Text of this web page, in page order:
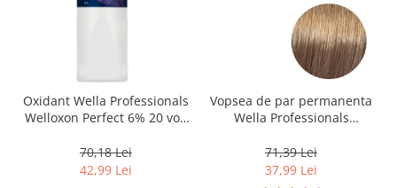
Oxidant Wella Professionals
Welloxon Perfect 6% 20 vol,
70,18 Lei
42,99 Lei
Vopsea de par permanenta
Wella Professionals
Blond Deschis Natural, 60
ml
71,39 Lei
37,99 Lei